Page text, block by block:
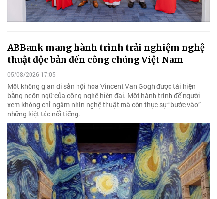
ABBank mang hành trình trải nghiệm nghệ
thuật độc bản đến công chúng Việt Nam
05/08/2026 17:05
Một không gian di sản hội họa Vincent Van Gogh được tái hiện
bằng ngôn ngữ của công nghệ hiện đại. Một hành trình để người
xem không chỉ ngắm nhìn nghệ thuật mà còn thực sự “bước vào”
những kiệt tác nổi tiếng.